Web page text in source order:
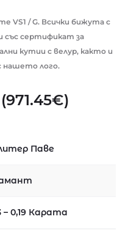
VS1 / G. Всички бижута с
със сертификат за
кутии с велур, както и
нашето лого.
(971.45€)
Паве
– 0,19 Карата